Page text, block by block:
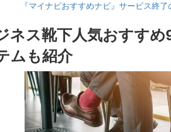
『マイナビおすすめナビ』サービス終
ネス靴下人気おすす
ムも紹介